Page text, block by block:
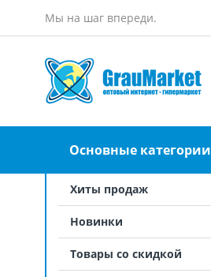
Мы на шаг впереди.
Основные категории
Хиты продаж
Новинки
Товары со скидкой